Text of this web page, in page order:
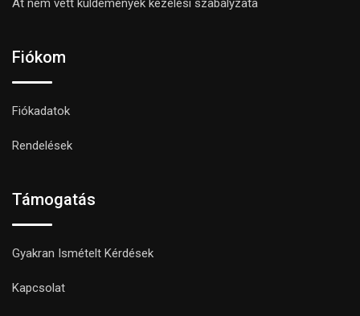
Át nem vett küldemények kezelési szabályzata
Fiókom
Fiókadatok
Rendelések
Támogatás
Gyakran Ismételt Kérdések
Kapcsolat